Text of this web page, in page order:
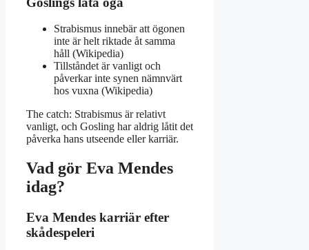
Strabismus innebär att ögonen
inte är helt riktade åt samma
håll (Wikipedia)
Tillståndet är vanligt och
påverkar inte synen nämnvärt
hos vuxna (Wikipedia)
The catch: Strabismus är relativt
vanligt, och Gosling har aldrig låtit det
påverka hans utseende eller karriär.
Vad gör Eva Mendes
idag?
Eva Mendes karriär efter
skådespeleri